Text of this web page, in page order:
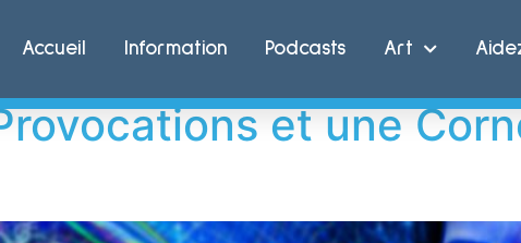
Accueil Information Podcasts Art
et une